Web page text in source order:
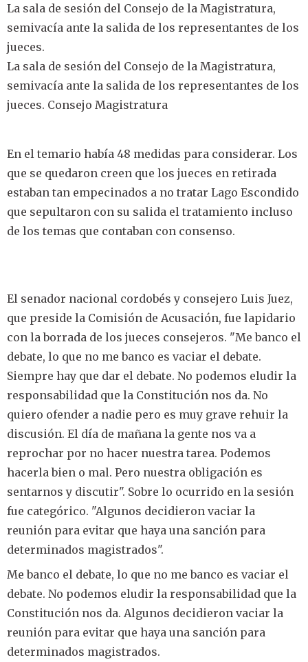
La sala de sesión del Consejo de la Magistratura,
semivacía ante la salida de los representantes de los
jueces.
La sala de sesión del Consejo de la Magistratura,
semivacía ante la salida de los representantes de los
jueces. Consejo Magistratura
En el temario había 48 medidas para considerar. Los
que se quedaron creen que los jueces en retirada
estaban tan empecinados a no tratar Lago Escondido
que sepultaron con su salida el tratamiento incluso
de los temas que contaban con consenso.
El senador nacional cordobés y consejero Luis Juez,
que preside la Comisión de Acusación, fue lapidario
con la borrada de los jueces consejeros. "Me banco el
debate, lo que no me banco es vaciar el debate.
Siempre hay que dar el debate. No podemos eludir la
responsabilidad que la Constitución nos da. No
quiero ofender a nadie pero es muy grave rehuir la
discusión. El día de mañana la gente nos va a
reprochar por no hacer nuestra tarea. Podemos
hacerla bien o mal. Pero nuestra obligación es
sentarnos y discutir". Sobre lo ocurrido en la sesión
fue categórico. "Algunos decidieron vaciar la
reunión para evitar que haya una sanción para
determinados magistrados".
Me banco el debate, lo que no me banco es vaciar el
debate. No podemos eludir la responsabilidad que la
Constitución nos da. Algunos decidieron vaciar la
reunión para evitar que haya una sanción para
determinados magistrados.